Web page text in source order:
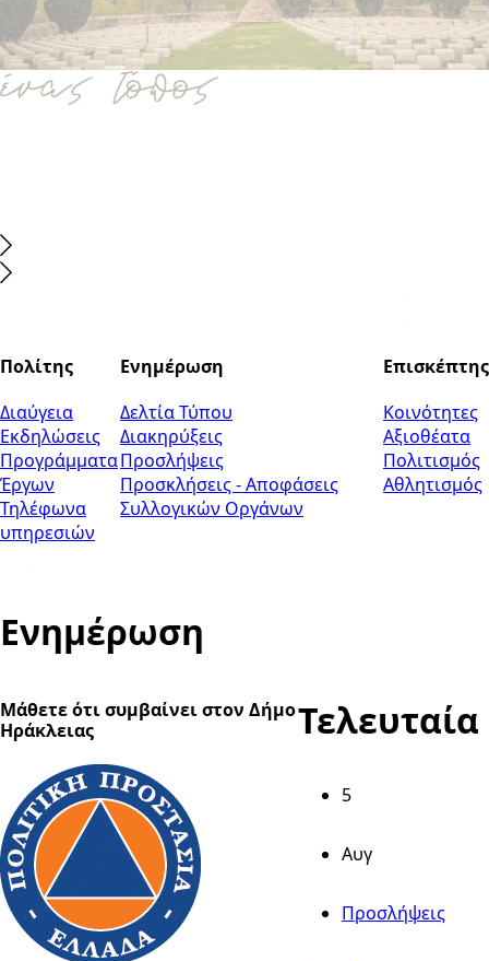
Πολίτης
Διαύγεια
Εκδηλώσεις
Προγράμματα
Έργων
Τηλέφωνα
υπηρεσιών
Ενημέρωση
Δελτία Τύπου
Διακηρύξεις
Προσλήψεις
Προσκλήσεις - Αποφάσεις
Συλλογικών Οργάνων
Επισκέπτης
Κοινότητες
Αξιοθέατα
Πολιτισμός
Αθλητισμός
Eνημέρωση
Μάθετε ότι συμβαίνει στον Δήμο
Ηράκλειας
5
Αυγ
Προσλήψεις